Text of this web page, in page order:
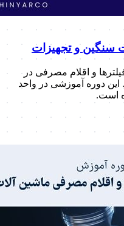
سنگین و تجهیزات
و اقلام مصرفی در
دوره آموزشی در واحد
است.